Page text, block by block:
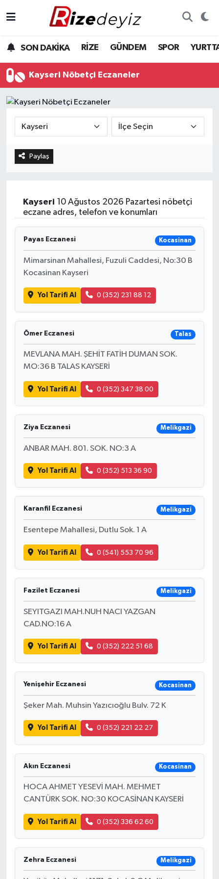
SON DAKİKA RİZE GÜNDEM SPOR
Kayseri Nöbetçi Eczaneler
Paylaş
Kayseri 10 Ağustos 2026 Pazartesi nöbetçi
eczane adres, telefon ve konumları
Payas Eczanesi Kocasinan
Mimarsinan Mahallesi, Fuzuli Caddesi, No:30 B
Kocasinan Kayseri
Yol Tarifi Al 0 (352) 231 88 12
Ömer Eczanesi Talas
MEVLANA MAH. ŞEHİT FATİH DUMAN SOK.
MO:36 B TALAS KAYSERİ
Yol Tarifi Al 0 (352) 347 38 00
Ziya Eczanesi Melikgazi
ANBAR MAH. 801. SOK. NO:3 A
Yol Tarifi Al 0 (352) 513 36 90
Karanfil Eczanesi Melikgazi
Esentepe Mahallesi, Dutlu Sok. 1 A
Yol Tarifi Al 0 (541) 553 70 96
Fazilet Eczanesi Melikgazi
SEYITGAZI MAH.NUH NACI YAZGAN
CAD.NO:16 A
Yol Tarifi Al 0 (352) 222 51 68
Yenişehir Eczanesi Kocasinan
Şeker Mah. Muhsin Yazıcıoğlu Bulv. 72 K
Yol Tarifi Al 0 (352) 221 22 27
Akın Eczanesi Kocasinan
HOCA AHMET YESEVİ MAH. MEHMET
CANTÜRK SOK. NO:30 KOCASİNAN KAYSERİ
Yol Tarifi Al 0 (352) 336 62 60
Zehra Eczanesi Melikgazi
Gündem
Yurttan Haberler
Teknoloji
Sağlık
Rize Hava Durumu
Rize Trafik Yoğunluk Haritası
Tüm Manşetler
Son Dakika Haberleri